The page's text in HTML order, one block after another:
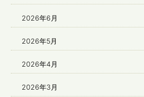
2026年6月
2026年5月
2026年4月
2026年3月